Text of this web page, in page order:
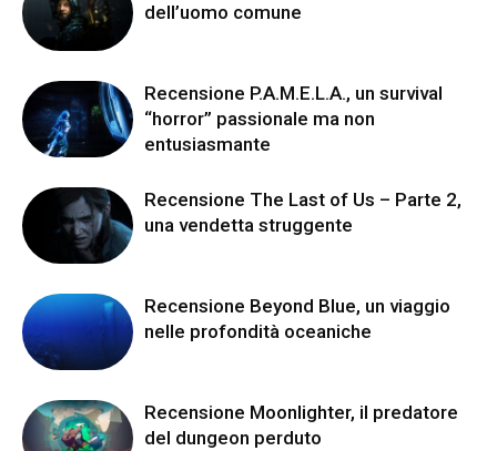
dell’uomo comune
Recensione P.A.M.E.L.A., un survival
“horror” passionale ma non
entusiasmante
Recensione The Last of Us – Parte 2,
una vendetta struggente
Recensione Beyond Blue, un viaggio
nelle profondità oceaniche
Recensione Moonlighter, il predatore
del dungeon perduto